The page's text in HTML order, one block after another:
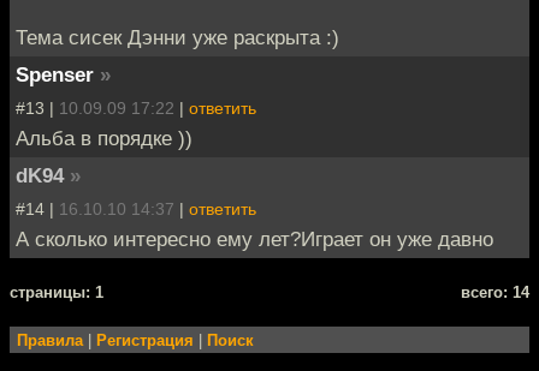
Тема сисек Дэнни уже раскрыта :)
Spenser »
#13 | 10.09.09 17:22 | ответить
Альба в порядке ))
dK94 »
#14 | 16.10.10 14:37 | ответить
А сколько интересно ему лет?Играет он уже давно
cтраницы: 1 всего: 14
Правила | Регистрация | Поиск